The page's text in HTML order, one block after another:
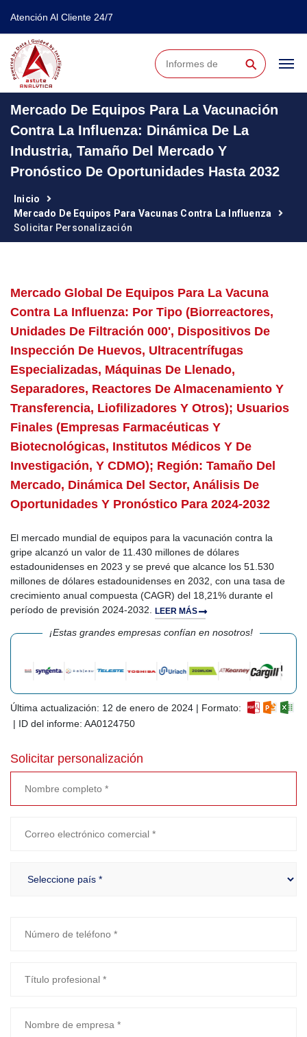
Atención Al Cliente 24/7
⚲
Mercado De Equipos Para La Vacunación
Contra La Influenza: Dinámica De La
Industria, Tamaño Del Mercado Y
Pronóstico De Oportunidades Hasta 2032
Inicio
Mercado De Equipos Para Vacunas Contra La Influenza
Solicitar Personalización
Mercado Global De Equipos Para La Vacuna
Contra La Influenza: Por Tipo (biorreactores,
Unidades De Filtración 000', Dispositivos De
Inspección De Huevos, Ultracentrífugas
Especializadas, Máquinas De Llenado,
Separadores, Reactores De Almacenamiento Y
Transferencia, Liofilizadores Y Otros); Usuarios
Finales (empresas Farmacéuticas Y
Biotecnológicas, Institutos Médicos Y De
Investigación, Y CDMO); Región: Tamaño Del
Mercado, Dinámica Del Sector, Análisis De
Oportunidades Y Pronóstico Para 2024-2032
El mercado mundial de equipos para la vacunación contra la
gripe alcanzó un valor de 11.430 millones de dólares
estadounidenses en 2023 y se prevé que alcance los 51.530
millones de dólares estadounidenses en 2032, con una tasa de
crecimiento anual compuesta (CAGR) del 18,21% durante el
período de previsión 2024-2032. LEER MÁS
¡Estas grandes empresas confían en nosotros!
Última actualización: 12 de enero de 2024 | Formato:
| ID del informe: AA0124750
Solicitar personalización